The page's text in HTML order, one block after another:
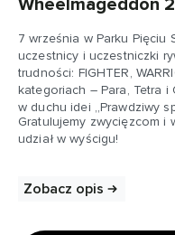
Wheelmageddon
7 września w Parku Pięciu
uczestnicy i uczestniczki
trudności: FIGHTER,
kategoriach – Para, Tetra i
w duchu idei „Prawdziwy
Gratulujemy zwycięzcom i
udział w wyścigu!
Zobacz opis